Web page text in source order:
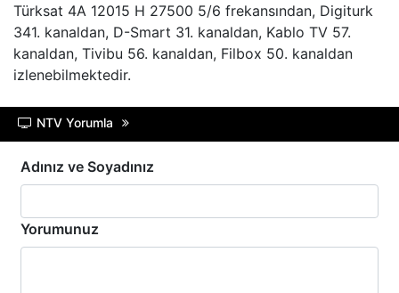
Türksat 4A 12015 H 27500 5/6 frekansından, Digiturk
341. kanaldan, D-Smart 31. kanaldan, Kablo TV 57.
kanaldan, Tivibu 56. kanaldan, Filbox 50. kanaldan
izlenebilmektedir.
NTV Yorumla
Adınız ve Soyadınız
Yorumunuz